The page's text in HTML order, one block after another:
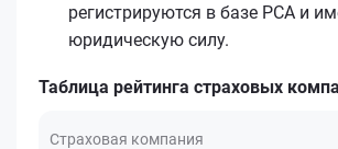
регистрируются в базе РСА и
юридическую силу.
Таблица рейтинга страховых
Страховая компания